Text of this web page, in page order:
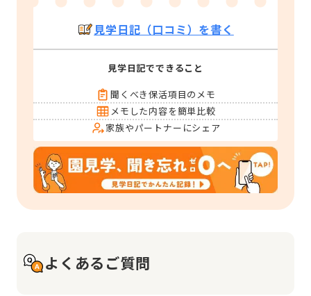
見学日記（口コミ）を書く
見学日記でできること
聞くべき保活項目のメモ
メモした内容を簡単比較
家族やパートナーにシェア
よくあるご質問